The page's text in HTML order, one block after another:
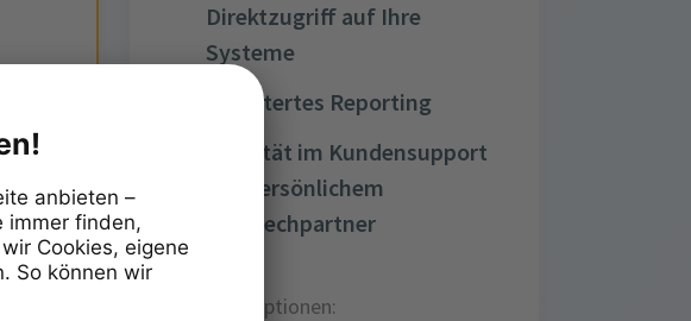
Direktzugriff auf Ihre
Systeme
Erweitertes Reporting
Priorität im Kundensupport
mit persönlichem
Ansprechpartner
Upgrade Optionen: